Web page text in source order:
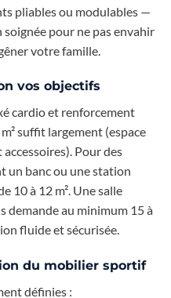
pliables ou modulables —
pour ne pas envahir
votre famille.
vos objectifs
cardio et renforcement
suffit largement (espace
Pour des
un banc ou une station
10 à 12 m². Une salle
demande au minimum 15 à
fluide et sécurisée.
du mobilier sportif
définies :